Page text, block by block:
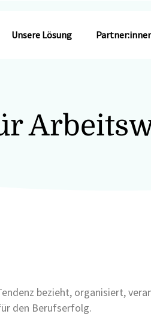
Unsere Lösung
bezieht, organisiert,
den Berufserfolg.